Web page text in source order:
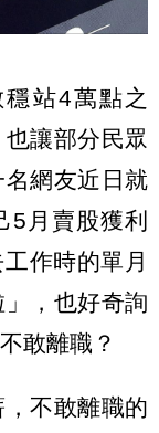
站4萬點之
也讓部分民眾
網友近日就
5月賣股獲利
作時的單月
，也好奇詢
敢離職？
不敢離職的